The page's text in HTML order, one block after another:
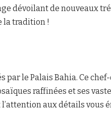
dévoilant de nouveaux
la tradition !
le Palais Bahia. Ce
raffinées et ses
aux détails vous